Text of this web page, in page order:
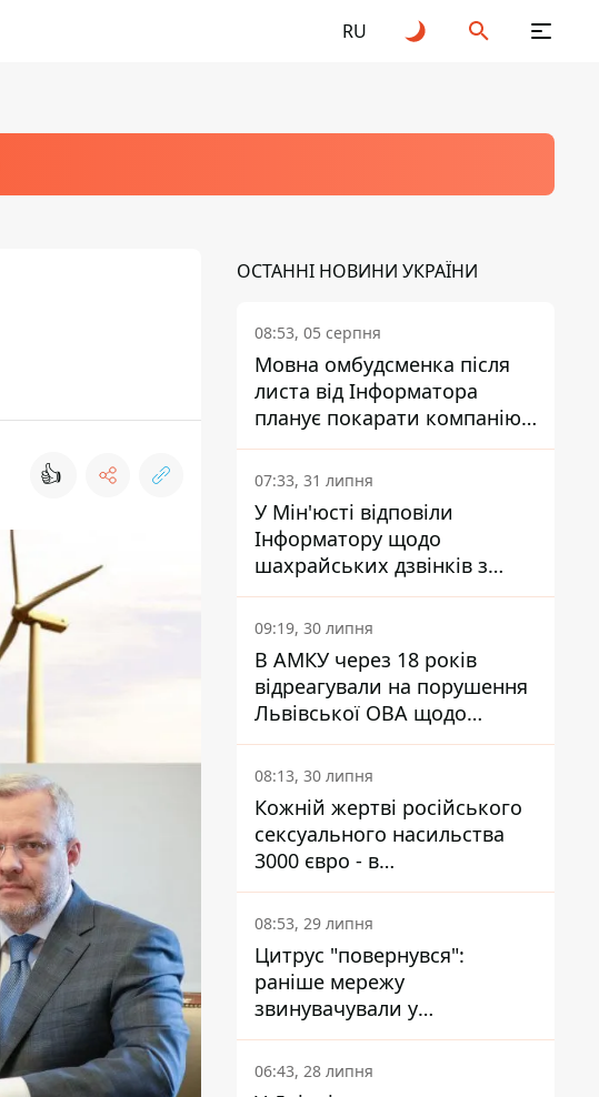
RU
👍
ОСТАННІ НОВИНИ УКРАЇНИ
08:53, 05 серпня
Мовна омбудсменка після
листа від Інформатора
планує покарати компанію-
підрядника ПриватБанку
07:33, 31 липня
У Мін'юсті відповіли
Інформатору щодо
шахрайських дзвінків з
камери Сумського СІЗО так,
що ніхто нічого не зрозумів
09:19, 30 липня
В АМКУ через 18 років
відреагували на порушення
Львівської ОВА щодо
харчування у закладах
освіти
08:13, 30 липня
Кожній жертві російського
сексуального насильства
3000 євро - в
Мінсоцполітики пояснили
Інформатору, звідки на це
гроші
08:53, 29 липня
Цитрус "повернувся":
раніше мережу
звинувачували у
контрабанді техніки та
ухиленні від сплати
податків
06:43, 28 липня